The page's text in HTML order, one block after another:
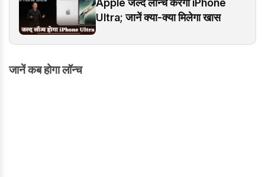
Ultra; जानें क्या-क्या मिलेगा खास
जानें कब होगा लॉन्च